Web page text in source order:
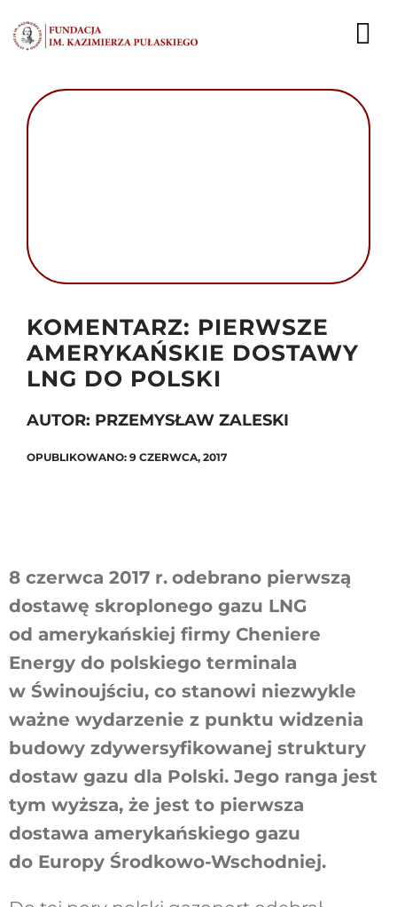
do
zawartości
FUNDACJA
KARIERA
KOMENTARZ: PIERWSZE
AMERYKAŃSKIE DOSTAWY
LNG DO POLSKI
AUTOR: PRZEMYSŁAW ZALESKI
OPUBLIKOWANO: 9 CZERWCA, 2017
8 czerwca 2017 r. odebrano pierwszą
dostawę skroplonego gazu LNG
od amerykańskiej firmy Cheniere
Energy do polskiego terminala
w Świnoujściu, co stanowi niezwykle
ważne wydarzenie z punktu widzenia
budowy zdywersyfikowanej struktury
dostaw gazu dla Polski. Jego ranga jest
tym wyższa, że jest to pierwsza
dostawa amerykańskiego gazu
do Europy Środkowo-Wschodniej.